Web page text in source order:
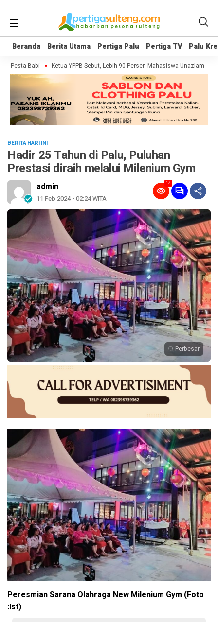
Beranda Berita Utama Pertiga Palu Pertiga TV Palu
Beranda Berita Utama Pertiga Palu Pertiga TV Palu
Pesta Babi Ketua YPPB Sebut, Lebih 90 Persen Mahasiswa Unazlam Dapat
BERITA HARI INI
Hadir 25 Tahun di Palu, Puluhan
Prestasi diraih melalui Milenium Gym
admin
11 Feb 2024 - 02:24 WITA
14
Perbesar
Peresmian Sarana Olahraga New Milenium Gym (Foto
:Ist)